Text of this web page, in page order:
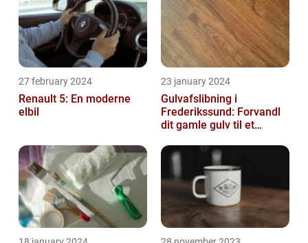
27 february 2024
Renault 5: En moderne
elbil
23 january 2024
Gulvafslibning i
Frederikssund: Forvandl
dit gamle gulv til et